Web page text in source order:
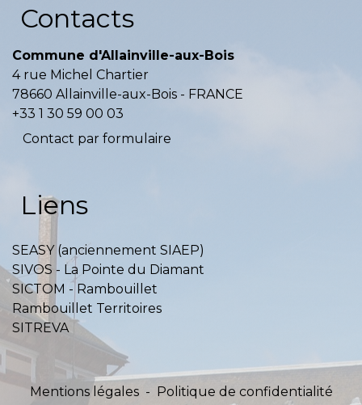
Contacts
Commune d'Allainville-aux-Bois
4 rue Michel Chartier
78660 Allainville-aux-Bois - FRANCE
+33 1 30 59 00 03
Contact par formulaire
Liens
SEASY (anciennement SIAEP)
SIVOS - La Pointe du Diamant
SICTOM - Rambouillet
Rambouillet Territoires
SITREVA
Mentions légales - Politique de confidentialité